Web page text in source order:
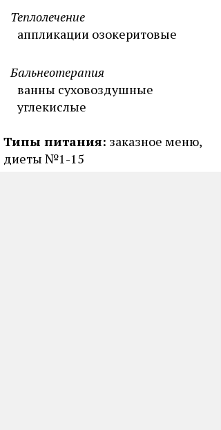
Теплолечение
аппликации озокеритовые
Бальнеотерапия
ванны суховоздушные
углекислые
Типы питания: заказное меню,
диеты №1-15